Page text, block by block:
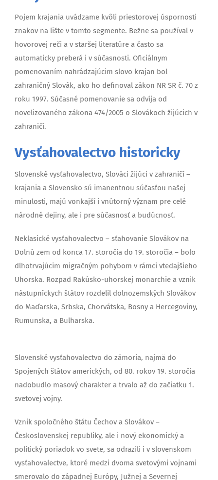
Pojem krajania uvádzame kvôli priestorovej úspornosti
znakov na lište v tomto segmente. Bežne sa používal v
hovorovej reči a v staršej literatúre a často sa
automaticky preberá i v súčasnosti. Oficiálnym
pomenovaním nahrádzajúcim slovo krajan bol
zahraničný Slovák, ako ho definoval zákon NR SR č. 70 z
roku 1997. Súčasné pomenovanie sa odvíja od
novelizovaného zákona 474/2005 o Slovákoch žijúcich v
zahraničí.
Vysťahovalectvo historicky
Slovenské vysťahovalectvo, Slováci žijúci v zahraničí –
krajania a Slovensko sú imanentnou súčasťou našej
minulosti, majú vonkajší i vnútorný význam pre celé
národné dejiny, ale i pre súčasnosť a budúcnosť.
Neklasické vysťahovalectvo – sťahovanie Slovákov na
Dolnú zem od konca 17. storočia do 19. storočia – bolo
dlhotrvajúcim migračným pohybom v rámci vtedajšieho
Uhorska. Rozpad Rakúsko-uhorskej monarchie a vznik
nástupníckych štátov rozdelil dolnozemských Slovákov
do Maďarska, Srbska, Chorvátska, Bosny a Hercegoviny,
Rumunska, a Bulharska.
Slovenské vysťahovalectvo do zámoria, najmä do
Spojených štátov amerických, od 80. rokov 19. storočia
nadobudlo masový charakter a trvalo až do začiatku 1.
svetovej vojny.
Vznik spoločného štátu Čechov a Slovákov –
Československej republiky, ale i nový ekonomický a
politický poriadok vo svete, sa odrazili i v slovenskom
vysťahovalectve, ktoré medzi dvoma svetovými vojnami
smerovalo do západnej Európy, Južnej a Severnej